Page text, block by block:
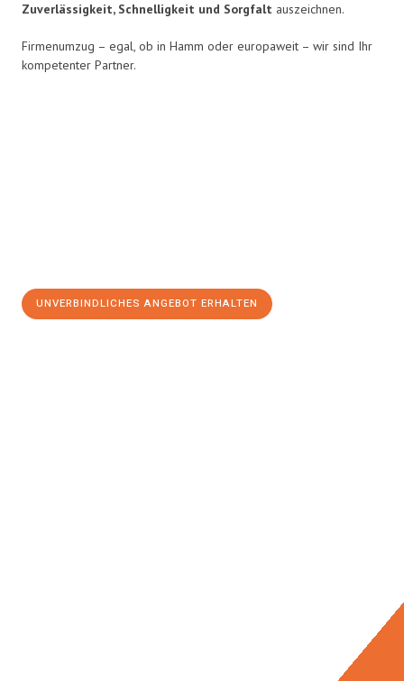
Zuverlässigkeit, Schnelligkeit und Sorgfalt auszeichnen.
Firmenumzug – egal, ob in Hamm oder europaweit – wir sind Ihr
kompetenter Partner.
UNVERBINDLICHES ANGEBOT ERHALTEN